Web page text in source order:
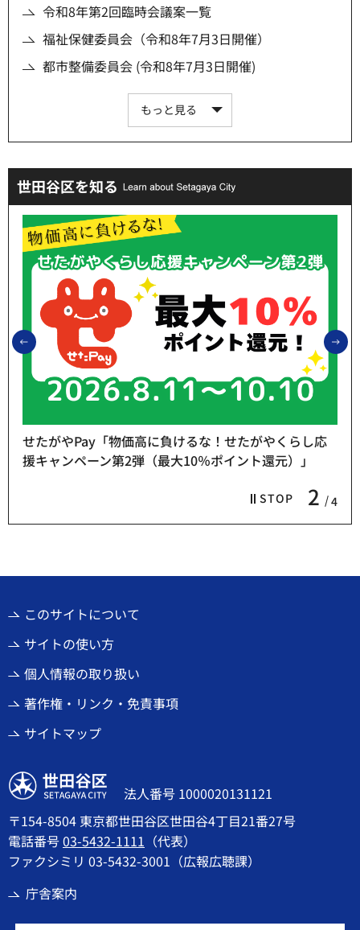
令和8年第2回臨時会議案一覧
福祉保健委員会（令和8年7月3日開催）
都市整備委員会 (令和8年7月3日開催)
もっと見る
世田谷区を知る
前のスライドを表示
STOP 2 4
せたがやPay「物価高に負けるな！せたがやくらし応
援キャンペーン第2弾（最大10％ポイント還元）」
このサイトについて
サイトの使い方
個人情報の取り扱い
著作権・リンク・免責事項
サイトマップ
世田谷区
法人番号 1000020131121
〒154-8504 東京都世田谷区世田谷4丁目21番27号
電話番号03-5432-1111 （代表）
ファクシミリ 03-5432-3001（広報広聴課）
庁舎案内